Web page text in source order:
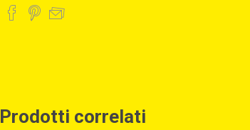
Prodotti correlati